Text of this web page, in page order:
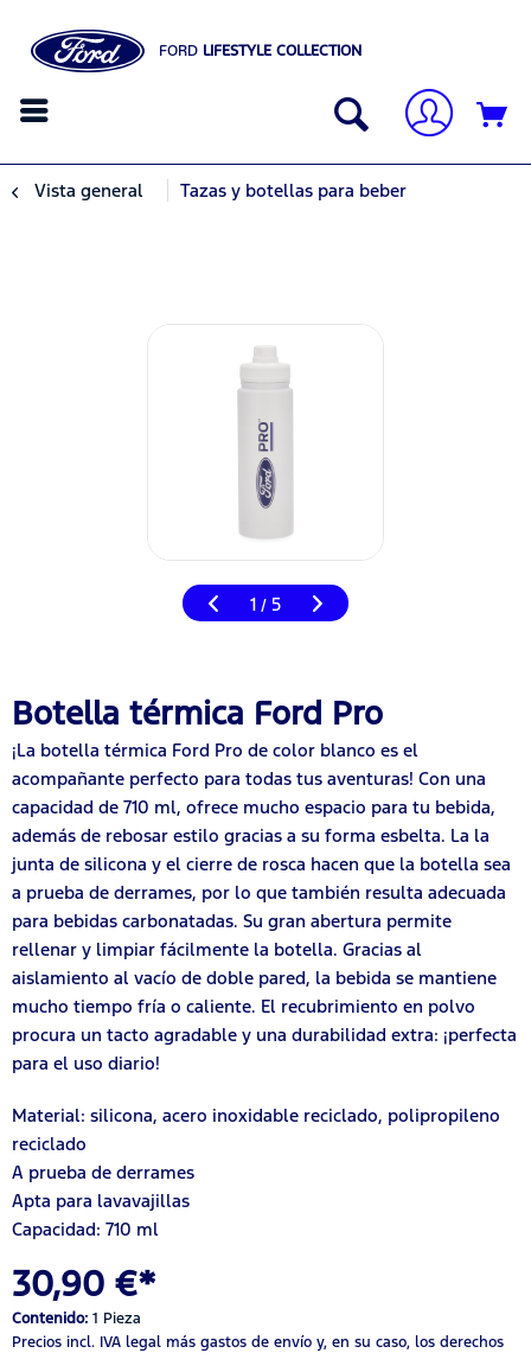
FORD LIFESTYLE COLLECTION
Vista general Tazas y botellas para beber
1 / 5
Botella térmica Ford Pro
¡La botella térmica Ford Pro de color blanco es el
acompañante perfecto para todas tus aventuras! Con una
capacidad de 710 ml, ofrece mucho espacio para tu bebida,
además de rebosar estilo gracias a su forma esbelta. La la
junta de silicona y el cierre de rosca hacen que la botella sea
a prueba de derrames, por lo que también resulta adecuada
para bebidas carbonatadas. Su gran abertura permite
rellenar y limpiar fácilmente la botella. Gracias al
aislamiento al vacío de doble pared, la bebida se mantiene
mucho tiempo fría o caliente. El recubrimiento en polvo
procura un tacto agradable y una durabilidad extra: ¡perfecta
para el uso diario!
Material: silicona, acero inoxidable reciclado, polipropileno
reciclado
A prueba de derrames
Apta para lavavajillas
Capacidad: 710 ml
30,90 €*
Contenido: 1 Pieza
Precios incl. IVA legal más gastos de envío y, en su caso, los derechos